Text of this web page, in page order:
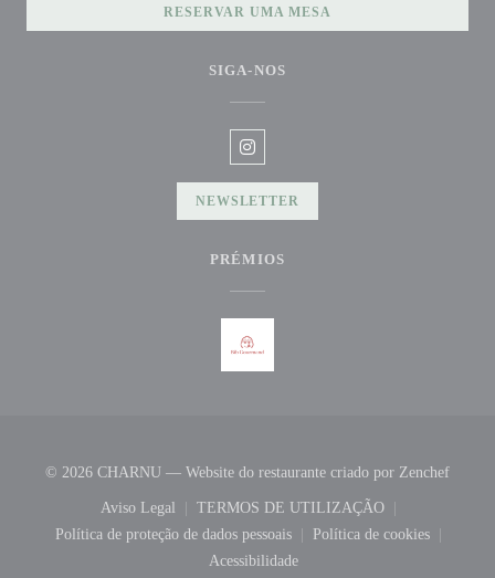
RESERVAR UMA MESA
SIGA-NOS
Instagram ((abre numa nova
NEWSLETTER
PRÉMIOS
© 2026 CHARNU — Website do restaurante criado por Zenchef((abre
Aviso Legal
((abre numa nova janela))
TERMOS DE UTILIZAÇÃO
((abre numa nova janela))
Política de proteção de dados pessoais
((abre numa nova janela))
Política de cookies
((abre numa
Acessibilidade